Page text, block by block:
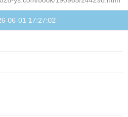
06-01 17:27:02